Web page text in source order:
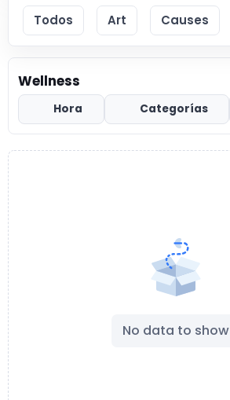
Todos Art Causes
Wellness
Hora Categorías
No data to show